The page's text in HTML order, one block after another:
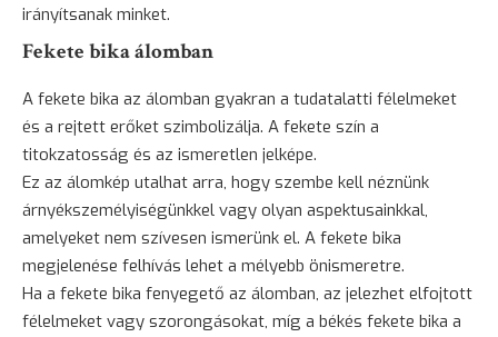
irányítsanak minket.
Fekete bika álomban
A fekete bika az álomban gyakran a tudatalatti félelmeket
és a rejtett erőket szimbolizálja. A fekete szín a
titokzatosság és az ismeretlen jelképe.
Ez az álomkép utalhat arra, hogy szembe kell néznünk
árnyékszemélyiségünkkel vagy olyan aspektusainkkal,
amelyeket nem szívesen ismerünk el. A fekete bika
megjelenése felhívás lehet a mélyebb önismeretre.
Ha a fekete bika fenyegető az álomban, az jelezhet elfojtott
félelmeket vagy szorongásokat, míg a békés fekete bika a